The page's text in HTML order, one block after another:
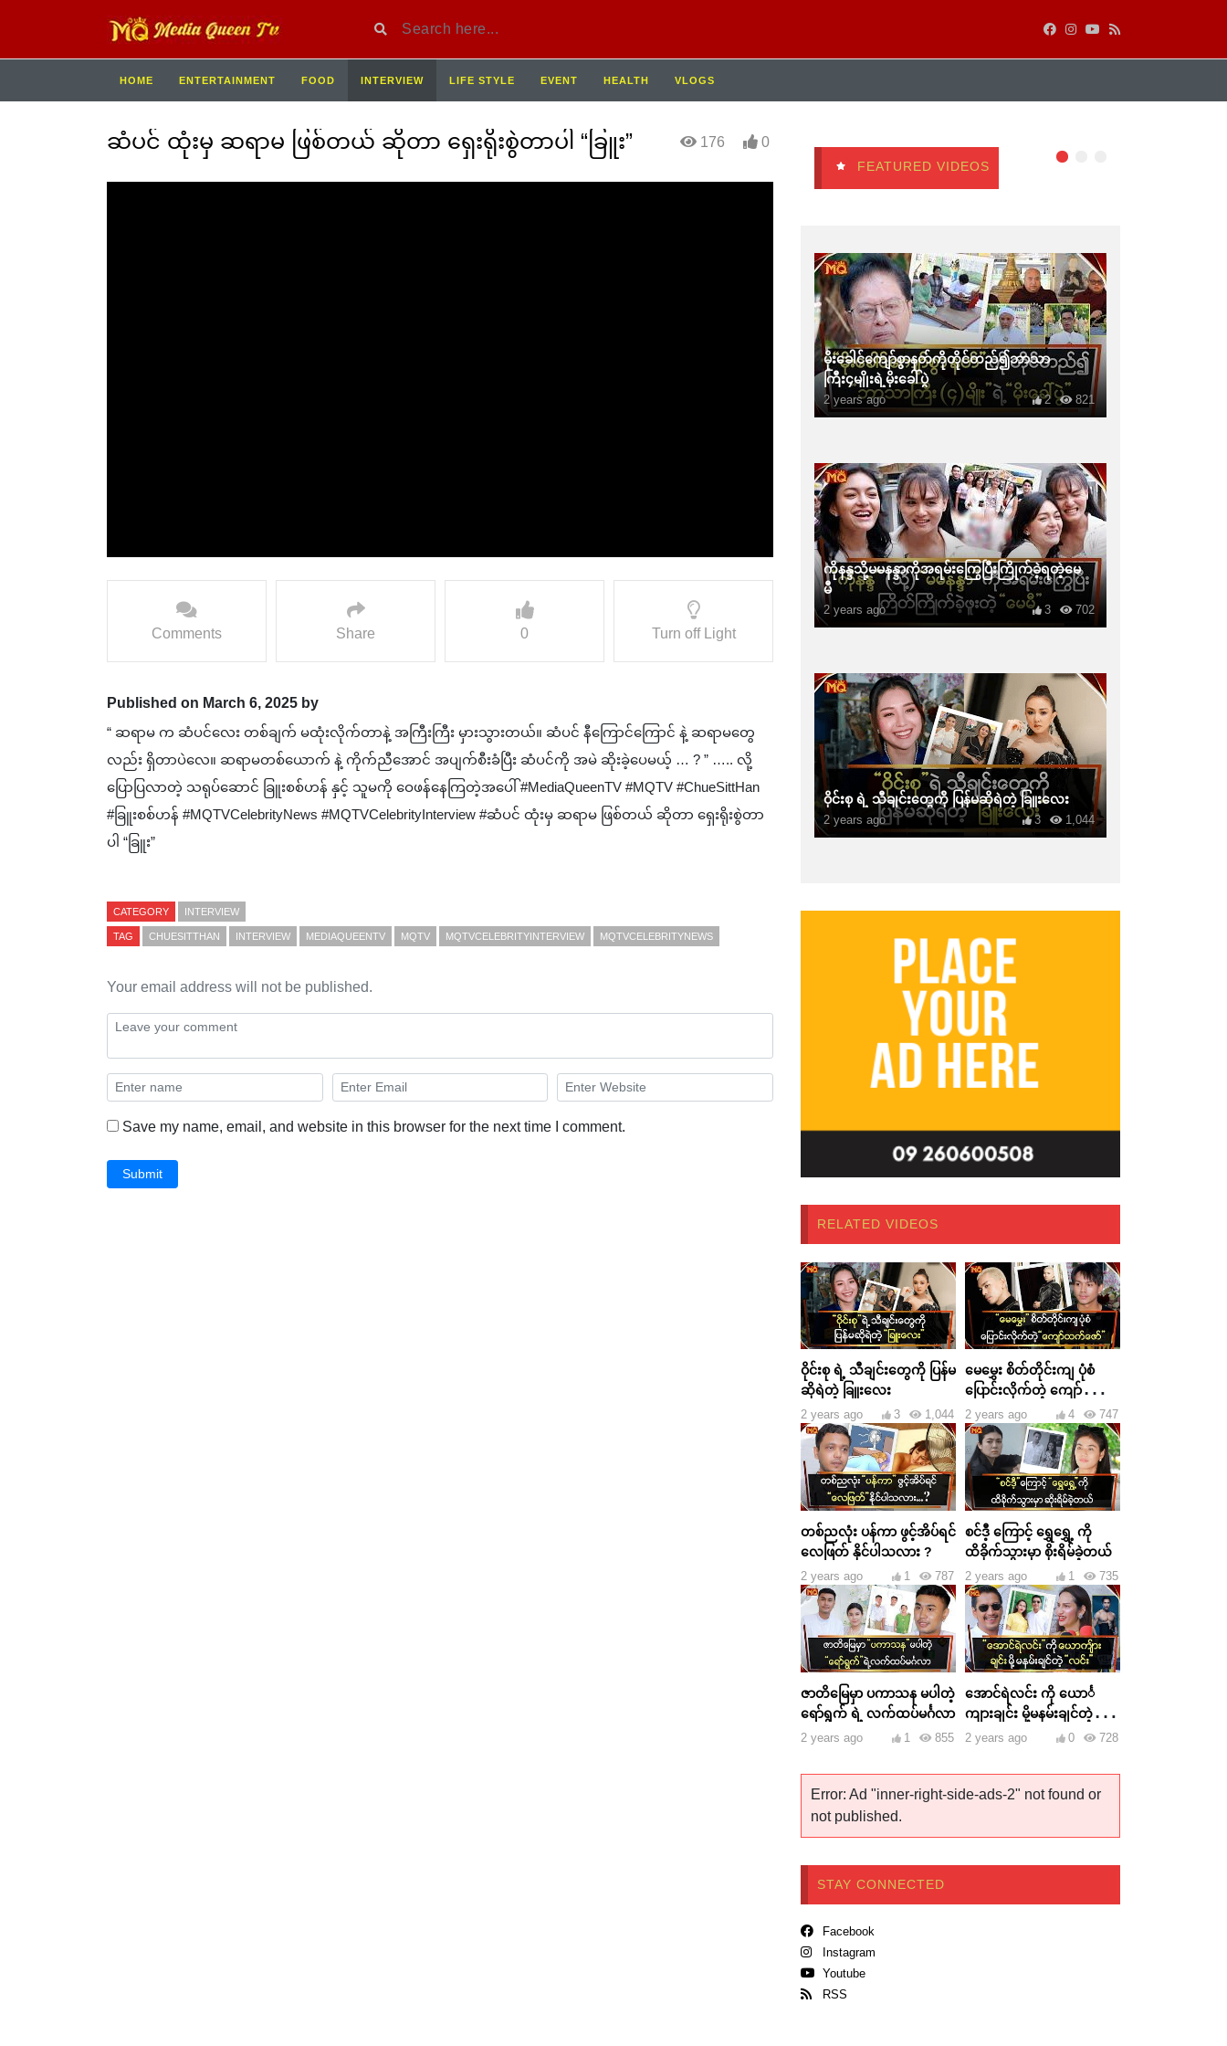
HOME ENTERTAINMENT FOOD INTERVIEW LIFE STYLE EVENT HEALTH VLOGS
ဆံပင် ထုံးမှ ဆရာမ ဖြစ်တယ် ဆိုတာ ရှေးရိုးစွဲတာပါ “ခြူး” 176 0
Comments Share 0 Turn off Light
Published on March 6, 2025 by
“ ဆရာမ က ဆံပင်လေး တစ်ချက် မထုံးလိုက်တာနဲ့ အကြီးကြီး မှားသွားတယ်။ ဆံပင် နီကြောင်ကြောင် နဲ့ ဆရာမတွေ
လည်း ရှိတာပဲလေ။ ဆရာ‌မတစ်ယောက် နဲ့ ကိုက်ညီအောင် အပျက်စီးခံပြီး ဆံပင်ကို အမဲ ဆိုးခဲ့ပေမယ့် … ? ” ….. လို့
ပြောပြလာတဲ့ သရုပ်ဆောင် ခြူးစစ်ဟန် နှင့် သူမကို ဝေဖန်နေကြတဲ့အပေါ် #MediaQueenTV #MQTV #ChueSittHan
#ခြူးစစ်ဟန် #MQTVCelebrityNews #MQTVCelebrityInterview #ဆံပင် ထုံးမှ ဆရာမ ဖြစ်တယ် ဆိုတာ ရှေးရိုးစွဲတာ
ပါ “ခြူး”
CATEGORY INTERVIEW
TAG CHUESITTHAN INTERVIEW MEDIAQUEENTV MQTV MQTVCELEBRITYINTERVIEW MQTVCELEBRITYNEWS
Your email address will not be published.
Save my name, email, and website in this browser for the next time I comment.
Submit
FEATURED VIDEOS
မိုးခေါင်ကျော်စွာနတ်ကိုတိုင်တည်၍ဘာသာ
ကြီး၄မျိုးရဲ့မိုးခေါ်ပွဲ
2 years ago 821
2
ကိုနန္ဒသို့မမနန္ဒာကိုအရမ်းကြွေပြီးကြိုက်ခဲ့ရတဲ့မေ
မီ
2 years ago 702
3
ဝိုင်းစု ရဲ့ သီချင်းတွေကို ပြန်မဆိုရဲတဲ့ ခြူးလေး
2 years ago 1,044
3
RELATED VIDEOS
ဝိုင်းစု ရဲ့ သီချင်းတွေကို ပြန်မ
ဆိုရဲတဲ့ ခြူးလေး
2 years ago 1,044
3
မေမွှေး စိတ်တိုင်းကျ ပုံစံ
ပြောင်းလိုက်တဲ့ ကျော်ထက်
ဇော်
2 years ago 747
4
တစ်ညလုံး ပန်ကာ ဖွင့်အိပ်ရင်
လေဖြတ် နိုင်ပါသလား ?
2 years ago 787
1
စင်ဒီ့ ကြောင့် ရွှေရွှေ့ ကို
ထိခိုက်သွားမှာ စိုးရိမ်ခဲ့တယ်
2 years ago 735
1
ဇာတိမြေမှာ ပကာသန မပါတဲ့
ရော်ရွက် ရဲ့ လက်ထပ်မင်္ဂလာ
2 years ago 855
1
အောင်ရဲလင်း ကို ယောင်္
ကျားချင်း မို့မနမ်းချင်တဲ့
လင်း
2 years ago 728
0
Error: Ad "inner-right-side-ads-2" not found or
not published.
STAY CONNECTED
Facebook
Instagram
Youtube
RSS